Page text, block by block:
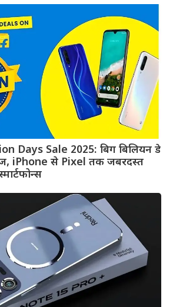
Days Sale 2025: बिग बिलियन डे
iPhone से Pixel तक जबरदस्त